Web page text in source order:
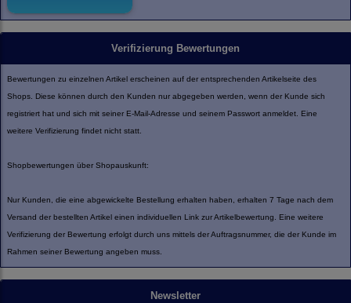
Verifizierung Bewertungen
Bewertungen zu einzelnen Artikel erscheinen auf der entsprechenden Artikelseite des
Shops. Diese können durch den Kunden nur abgegeben werden, wenn der Kunde sich
registriert hat und sich mit seiner E-Mail-Adresse und seinem Passwort anmeldet. Eine
weitere Verifizierung findet nicht statt.
Shopbewertungen über Shopauskunft:
Nur Kunden, die eine abgewickelte Bestellung erhalten haben, erhalten 7 Tage nach dem
Versand der bestellten Artikel einen individuellen Link zur Artikelbewertung. Eine weitere
Verifizierung der Bewertung erfolgt durch uns mittels der Auftragsnummer, die der Kunde im
Rahmen seiner Bewertung angeben muss.
Newsletter